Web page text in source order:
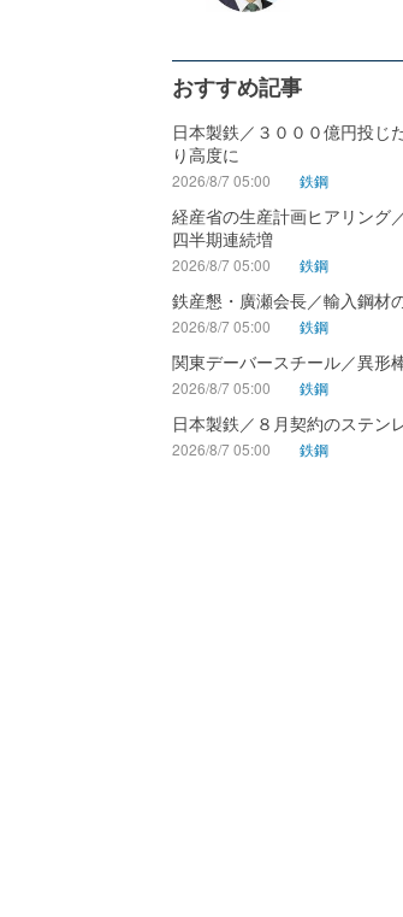
おすすめ記事
日本製鉄／３０００億円投じ
り高度に
2026/8/7 05:00 鉄鋼
経産省の生産計画ヒアリング
四半期連続増
2026/8/7 05:00 鉄鋼
鉄産懇・廣瀬会長／輸入鋼材
2026/8/7 05:00 鉄鋼
関東デーバースチール／異形
2026/8/7 05:00 鉄鋼
日本製鉄／８月契約のステン
2026/8/7 05:00 鉄鋼